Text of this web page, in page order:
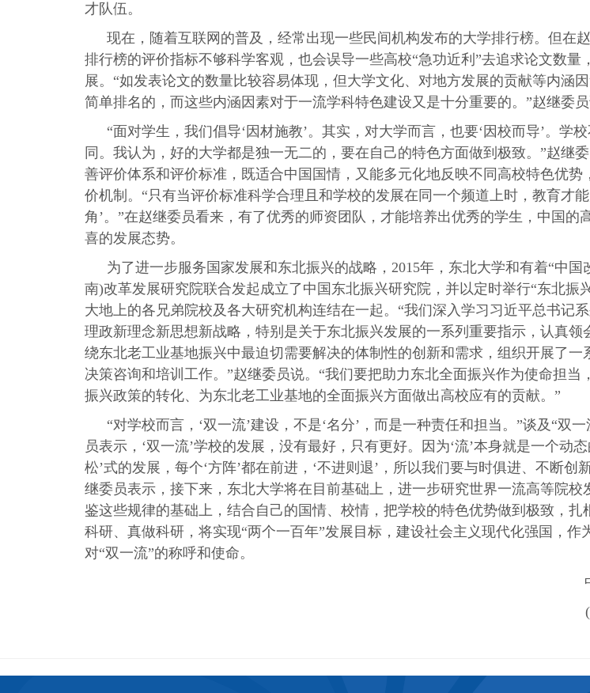
才队伍。
现在，随着互联网的普及，经常出现一些民间机构发布的大学排行榜。但在
排行榜的评价指标不够科学客观，也会误导一些高校“急功近利”去追求论文数量
展。“如发表论文的数量比较容易体现，但大学文化、对地方发展的贡献等内涵
简单排名的，而这些内涵因素对于一流学科特色建设又是十分重要的。”赵继委员
“面对学生，我们倡导‘因材施教’。其实，对大学而言，也要‘因校而导’。学
同。我认为，好的大学都是独一无二的，要在自己的特色方面做到极致。”赵继
善评价体系和评价标准，既适合中国国情，又能多元化地反映不同高校特色优势
价机制。“只有当评价标准科学合理且和学校的发展在同一个频道上时，教育才
角’。”在赵继委员看来，有了优秀的师资团队，才能培养出优秀的学生，中国的
喜的发展态势。
为了进一步服务国家发展和东北振兴的战略，2015年，东北大学和有着“中国
南)改革发展研究院联合发起成立了中国东北振兴研究院，并以定时举行“东北振
大地上的各兄弟院校及各大研究机构连结在一起。“我们深入学习习近平总书记
理政新理念新思想新战略，特别是关于东北振兴发展的一系列重要指示，认真领
绕东北老工业基地振兴中最迫切需要解决的体制性的创新和需求，组织开展了一
决策咨询和培训工作。”赵继委员说。“我们要把助力东北全面振兴作为使命担当
振兴政策的转化、为东北老工业基地的全面振兴方面做出高校应有的贡献。”
“对学校而言，‘双一流’建设，不是‘名分’，而是一种责任和担当。”谈及“双
员表示，‘双一流’学校的发展，没有最好，只有更好。因为‘流’本身就是一个动
松’式的发展，每个‘方阵’都在前进，‘不进则退’，所以我们要与时俱进、不断创
继委员表示，接下来，东北大学将在目前基础上，进一步研究世界一流高等院校
鉴这些规律的基础上，结合自己的国情、校情，把学校的特色优势做到极致，扎
科研、真做科研，将实现“两个一百年”发展目标，建设社会主义现代化强国，作
对“双一流”的称呼和使命。